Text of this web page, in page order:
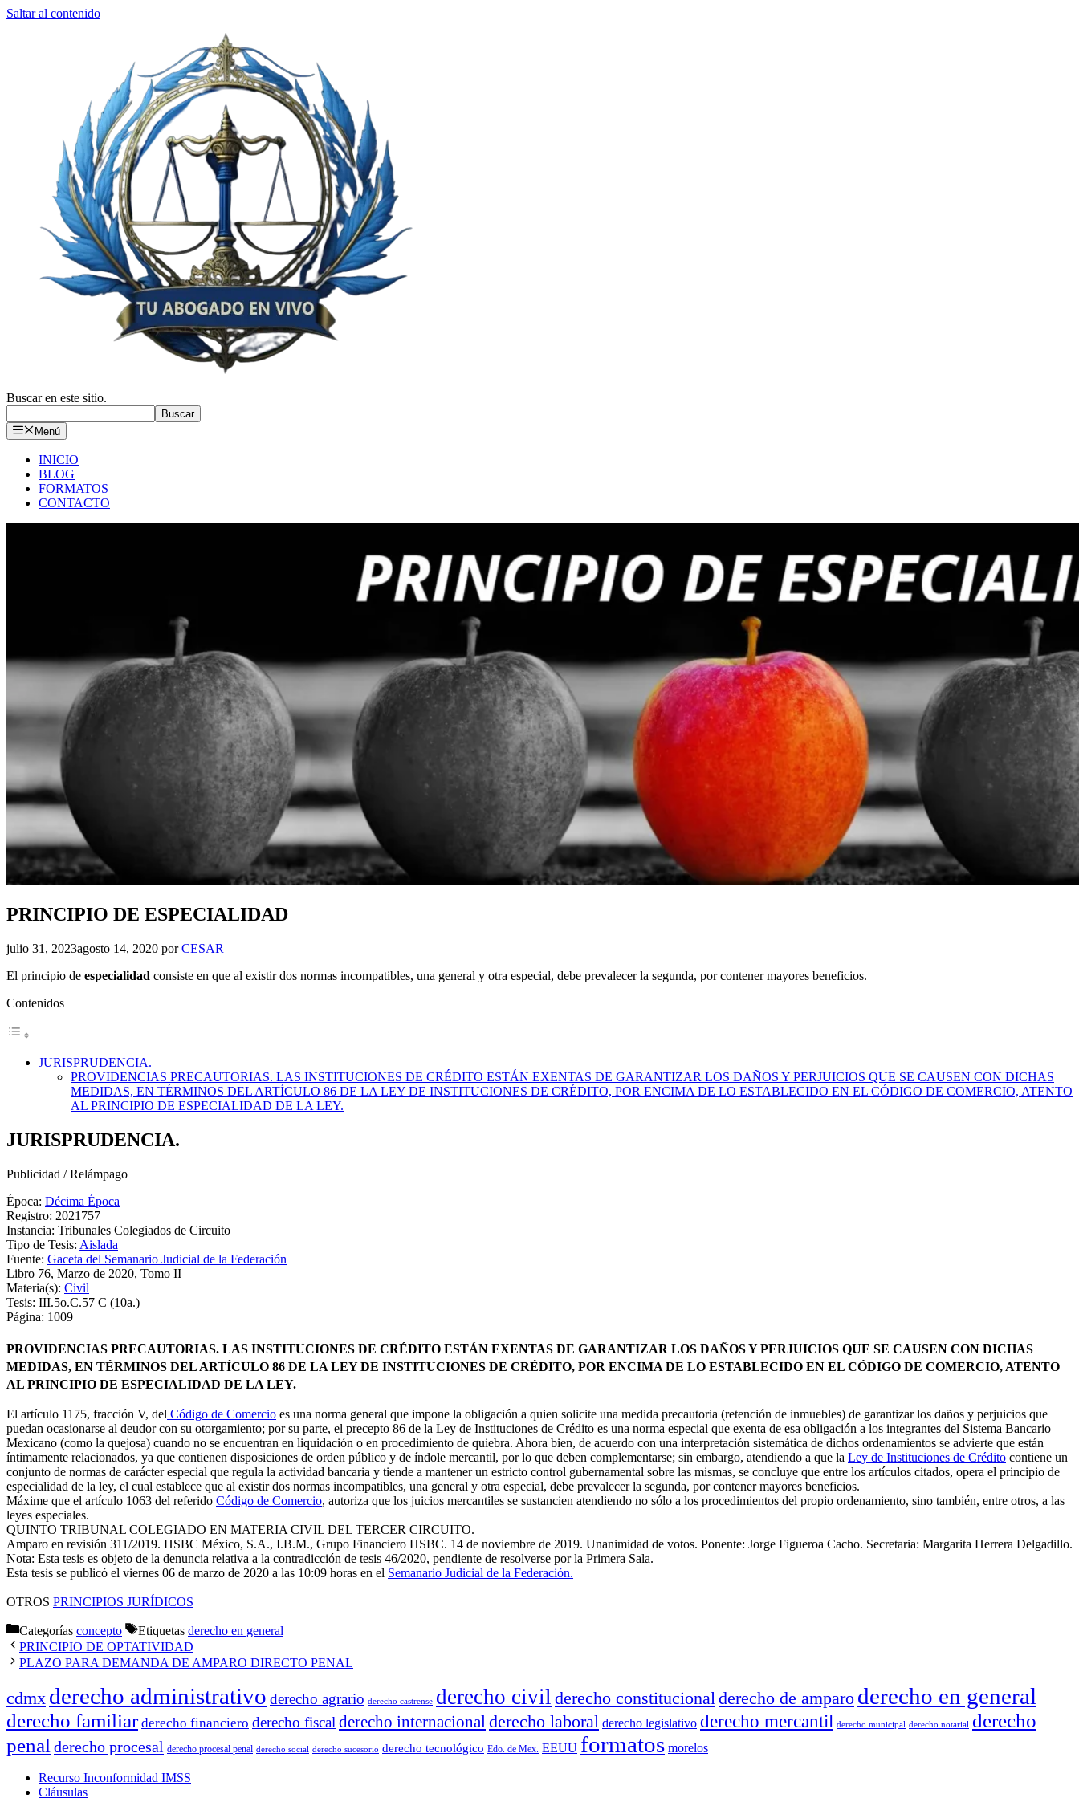
Saltar al contenido
Buscar en este sitio.
Buscar
Menú
INICIO
BLOG
FORMATOS
CONTACTO
PRINCIPIO DE ESPECIALIDAD
julio 31, 2023agosto 14, 2020 porCESAR
El principio de especialidad consiste en que al existir dos normas incompatibles, una general y otra especial, debe prevalecer la segunda, por contener mayores beneficios.
Contenidos
JURISPRUDENCIA.
PROVIDENCIAS PRECAUTORIAS. LAS INSTITUCIONES DE CRÉDITO ESTÁN EXENTAS DE GARANTIZAR LOS DAÑOS Y PERJUICIOS QUE SE CAUSEN CON DICHAS
MEDIDAS, EN TÉRMINOS DEL ARTÍCULO 86 DE LA LEY DE INSTITUCIONES DE CRÉDITO, POR ENCIMA DE LO ESTABLECIDO EN EL CÓDIGO DE COMERCIO, ATENTO
AL PRINCIPIO DE ESPECIALIDAD DE LA LEY.
JURISPRUDENCIA.
Publicidad / Relámpago
Época: Décima Época
Registro: 2021757
Instancia: Tribunales Colegiados de Circuito
Tipo de Tesis: Aislada
Fuente: Gaceta del Semanario Judicial de la Federación
Libro 76, Marzo de 2020, Tomo II
Materia(s): Civil
Tesis: III.5o.C.57 C (10a.)
Página: 1009
PROVIDENCIAS PRECAUTORIAS. LAS INSTITUCIONES DE CRÉDITO ESTÁN EXENTAS DE GARANTIZAR LOS DAÑOS Y PERJUICIOS QUE SE CAUSEN CON DICHAS
MEDIDAS, EN TÉRMINOS DEL ARTÍCULO 86 DE LA LEY DE INSTITUCIONES DE CRÉDITO, POR ENCIMA DE LO ESTABLECIDO EN EL CÓDIGO DE COMERCIO, ATENTO
AL PRINCIPIO DE ESPECIALIDAD DE LA LEY.
El artículo 1175, fracción V, del Código de Comercio es una norma general que impone la obligación a quien solicite una medida precautoria (retención de inmuebles) de garantizar los daños y perjuicios que
puedan ocasionarse al deudor con su otorgamiento; por su parte, el precepto 86 de la Ley de Instituciones de Crédito es una norma especial que exenta de esa obligación a los integrantes del Sistema Bancario
Mexicano (como la quejosa) cuando no se encuentran en liquidación o en procedimiento de quiebra. Ahora bien, de acuerdo con una interpretación sistemática de dichos ordenamientos se advierte que están
íntimamente relacionados, ya que contienen disposiciones de orden público y de índole mercantil, por lo que deben complementarse; sin embargo, atendiendo a que la Ley de Instituciones de Crédito contiene un
conjunto de normas de carácter especial que regula la actividad bancaria y tiende a mantener un estricto control gubernamental sobre las mismas, se concluye que entre los artículos citados, opera el principio de
especialidad de la ley, el cual establece que al existir dos normas incompatibles, una general y otra especial, debe prevalecer la segunda, por contener mayores beneficios.
Máxime que el artículo 1063 del referido Código de Comercio, autoriza que los juicios mercantiles se sustancien atendiendo no sólo a los procedimientos del propio ordenamiento, sino también, entre otros, a las
leyes especiales.
QUINTO TRIBUNAL COLEGIADO EN MATERIA CIVIL DEL TERCER CIRCUITO.
Amparo en revisión 311/2019. HSBC México, S.A., I.B.M., Grupo Financiero HSBC. 14 de noviembre de 2019. Unanimidad de votos. Ponente: Jorge Figueroa Cacho. Secretaria: Margarita Herrera Delgadillo.
Nota: Esta tesis es objeto de la denuncia relativa a la contradicción de tesis 46/2020, pendiente de resolverse por la Primera Sala.
Esta tesis se publicó el viernes 06 de marzo de 2020 a las 10:09 horas en el Semanario Judicial de la Federación.
OTROS PRINCIPIOS JURÍDICOS
Categorías concepto Etiquetas derecho en general
PRINCIPIO DE OPTATIVIDAD
PLAZO PARA DEMANDA DE AMPARO DIRECTO PENAL
cdmx derecho administrativo derecho agrario derecho castrense derecho civil derecho constitucionalderecho de amparo derecho en general
derecho familiar derecho financiero derecho fiscalderecho internacionalderecho laboral derecho legislativo derecho mercantil derecho municipal derecho notarial derecho
penal derecho procesal derecho procesal penal derecho social derecho sucesorio derecho tecnológico Edo. de Mex. EEUU formatos morelos
Recurso Inconformidad IMSS
Cláusulas